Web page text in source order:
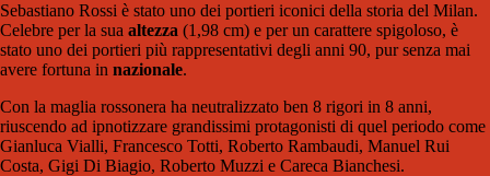
Sebastiano Rossi è stato uno dei portieri iconici della storia del Milan.
Celebre per la sua altezza (1,98 cm) e per un carattere spigoloso, è
stato uno dei portieri più rappresentativi degli anni 90, pur senza mai
avere fortuna in nazionale.
Con la maglia rossonera ha neutralizzato ben 8 rigori in 8 anni,
riuscendo ad ipnotizzare grandissimi protagonisti di quel periodo come
Gianluca Vialli, Francesco Totti, Roberto Rambaudi, Manuel Rui
Costa, Gigi Di Biagio, Roberto Muzzi e Careca Bianchesi.